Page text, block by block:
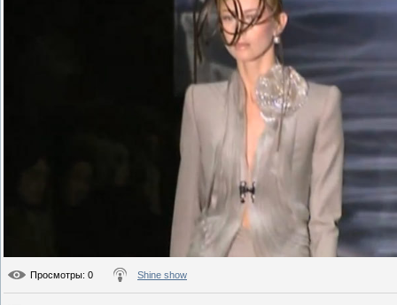
Просмотры: 0 Shine show